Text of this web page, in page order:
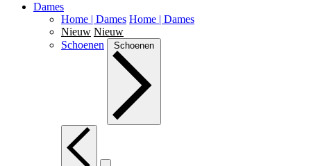
Dames
Home | Dames Home | Dames
Nieuw Nieuw
Schoenen
Schoenen